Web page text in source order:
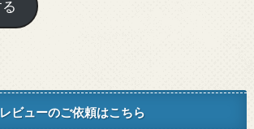
レビューのご依頼はこちら